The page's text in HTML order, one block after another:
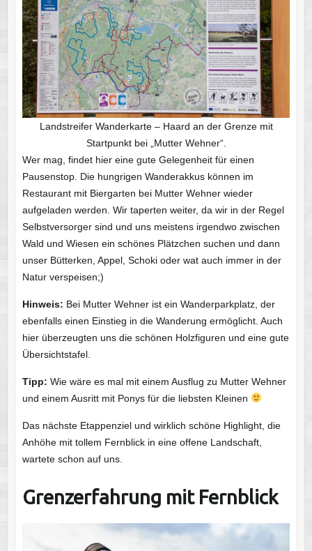
Landstreifer Wanderkarte – Haard an der Grenze mit
Startpunkt bei „Mutter Wehner“.
Wer mag, findet hier eine gute Gelegenheit für einen
Pausenstop. Die hungrigen Wanderakkus können im
Restaurant mit Biergarten bei Mutter Wehner wieder
aufgeladen werden. Wir taperten weiter, da wir in der Regel
Selbstversorger sind und uns meistens irgendwo zwischen
Wald und Wiesen ein schönes Plätzchen suchen und dann
unser Bütterken, Appel, Schoki oder wat auch immer in der
Natur verspeisen;)
Hinweis: Bei Mutter Wehner ist ein Wanderparkplatz, der
ebenfalls einen Einstieg in die Wanderung ermöglicht. Auch
hier überzeugten uns die schönen Holzfiguren und eine gute
Übersichtstafel.
Tipp: Wie wäre es mal mit einem Ausflug zu Mutter Wehner
und einem Ausritt mit Ponys für die liebsten Kleinen
Das nächste Etappenziel und wirklich schöne Highlight, die
Anhöhe mit tollem Fernblick in eine offene Landschaft,
wartete schon auf uns.
Grenzerfahrung mit Fernblick